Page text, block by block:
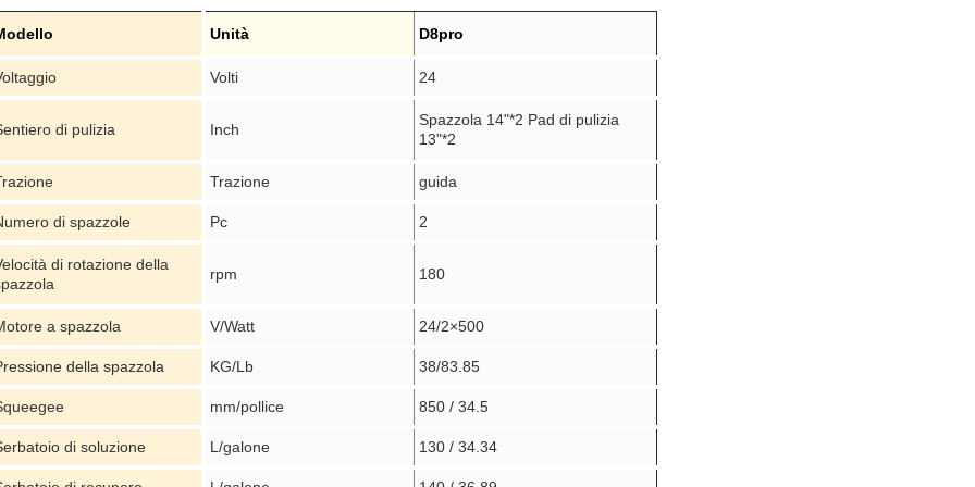
Unità D8pro
Volti 24
di pulizia Inch
Spazzola 14"*2 Pad di pulizia
13"*2
Trazione guida
di spazzole Pc 2
di rotazione della
rpm 180
a spazzola V/Watt 24/2×500
della spazzola KG/Lb 38/83.85
mm/pollice 850 / 34.5
di soluzione L/galone 130 / 34.34